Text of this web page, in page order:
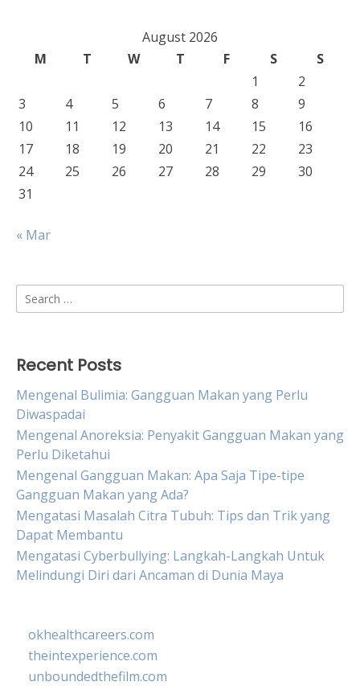
August 2026
M
T W T F S
S
1
2
3
4 5 6 7 8
9
10
11 12 13 14 15
16
17
18 19 20 21 22
23
24
25 26 27 28 29
30
31
« Mar
Search
for:
Recent Posts
Mengenal Bulimia: Gangguan Makan yang Perlu
Diwaspadai
Mengenal Anoreksia: Penyakit Gangguan Makan yang
Perlu Diketahui
Mengenal Gangguan Makan: Apa Saja Tipe-tipe
Gangguan Makan yang Ada?
Mengatasi Masalah Citra Tubuh: Tips dan Trik yang
Dapat Membantu
Mengatasi Cyberbullying: Langkah-Langkah Untuk
Melindungi Diri dari Ancaman di Dunia Maya
okhealthcareers.com
theintexperience.com
unboundedthefilm.com